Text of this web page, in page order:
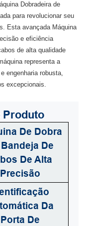
Dobradeira de
para revolucionar seu
Esta avançada Máquina
e eficiência
de alta qualidade
representa a
engenharia robusta,
excepcionais.
Produto
De Dobra
Bandeja De
De Alta
Precisão
Da
Porta De